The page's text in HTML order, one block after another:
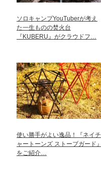
ソロキャンプYouTuberが考え
た一生ものの焚火台
『KUBERU』がクラウドフ…
使い勝手がよい逸品！『ネイチ
ャートーンズ ストーブガード』
をご紹介…